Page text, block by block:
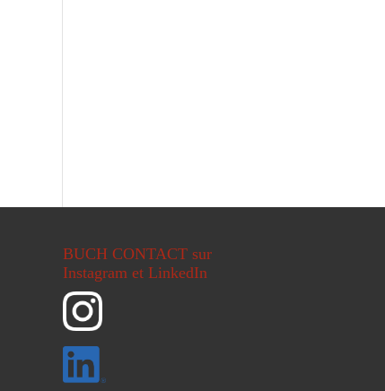
BUCH CONTACT sur
Instagram et LinkedIn